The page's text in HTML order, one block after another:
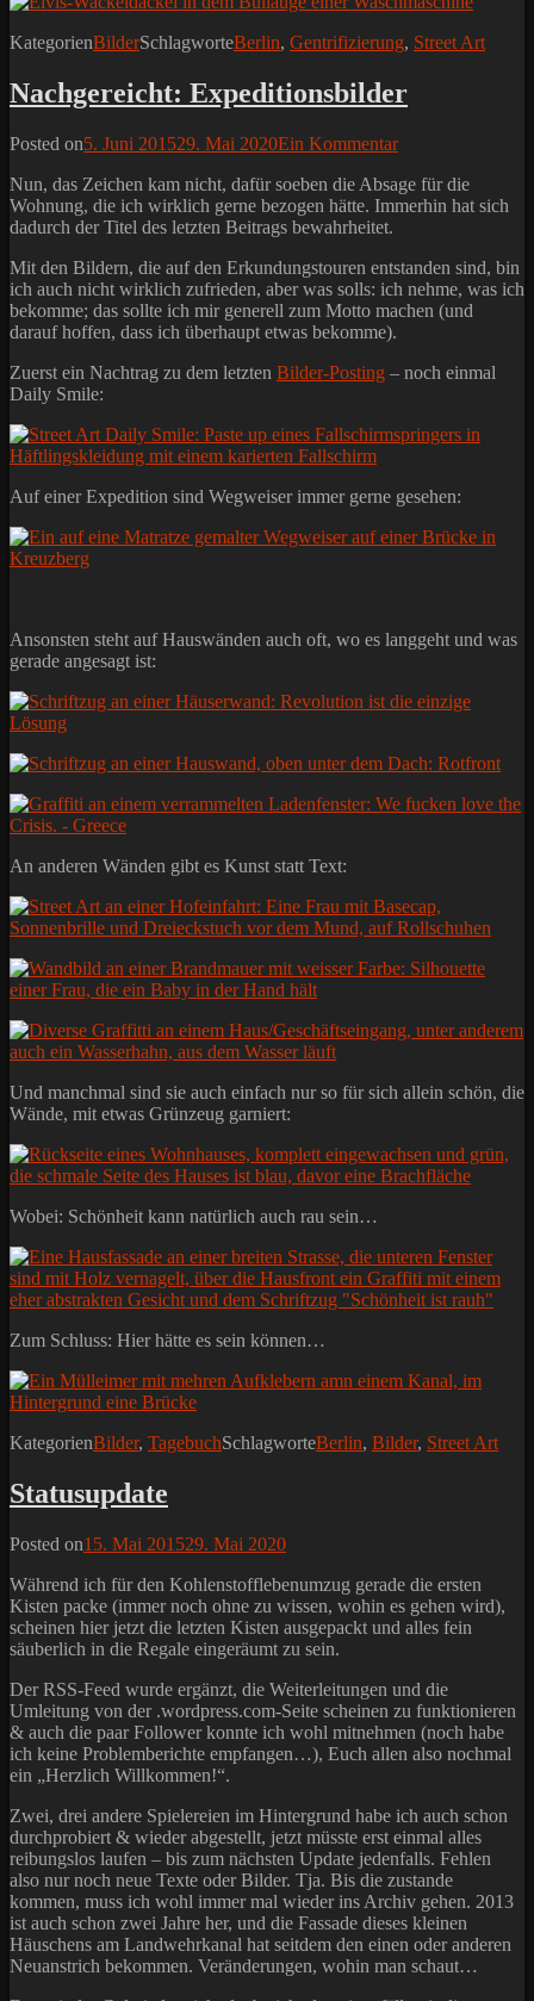
KategorienBilderSchlagworteBerlin, Gentrifizierung, Street Art
Nachgereicht: Expeditionsbilder
Posted on5. Juni 201529. Mai 2020Ein Kommentar
Nun, das Zeichen kam nicht, dafür soeben die Absage für die
Wohnung, die ich wirklich gerne bezogen hätte. Immerhin hat sich
dadurch der Titel des letzten Beitrags bewahrheitet.
Mit den Bildern, die auf den Erkundungstouren entstanden sind, bin
ich auch nicht wirklich zufrieden, aber was solls: ich nehme, was ich
bekomme; das sollte ich mir generell zum Motto machen (und
darauf hoffen, dass ich überhaupt etwas bekomme).
Zuerst ein Nachtrag zu dem letzten Bilder-Posting – noch einmal
Daily Smile:
Auf einer Expedition sind Wegweiser immer gerne gesehen:
Ansonsten steht auf Hauswänden auch oft, wo es langgeht und was
gerade angesagt ist:
An anderen Wänden gibt es Kunst statt Text:
Und manchmal sind sie auch einfach nur so für sich allein schön, die
Wände, mit etwas Grünzeug garniert:
Wobei: Schönheit kann natürlich auch rau sein…
Zum Schluss: Hier hätte es sein können…
KategorienBilder, TagebuchSchlagworteBerlin, Bilder, Street Art
Statusupdate
Posted on15. Mai 201529. Mai 2020
Während ich für den Kohlenstofflebenumzug gerade die ersten
Kisten packe (immer noch ohne zu wissen, wohin es gehen wird),
scheinen hier jetzt die letzten Kisten ausgepackt und alles fein
säuberlich in die Regale eingeräumt zu sein.
Der RSS-Feed wurde ergänzt, die Weiterleitungen und die
Umleitung von der .wordpress.com-Seite scheinen zu funktionieren
& auch die paar Follower konnte ich wohl mitnehmen (noch habe
ich keine Problemberichte empfangen…), Euch allen also nochmal
ein „Herzlich Willkommen!“.
Zwei, drei andere Spielereien im Hintergrund habe ich auch schon
durchprobiert & wieder abgestellt, jetzt müsste erst einmal alles
reibungslos laufen – bis zum nächsten Update jedenfalls. Fehlen
also nur noch neue Texte oder Bilder. Tja. Bis die zustande
kommen, muss ich wohl immer mal wieder ins Archiv gehen. 2013
ist auch schon zwei Jahre her, und die Fassade dieses kleinen
Häuschens am Landwehrkanal hat seitdem den einen oder anderen
Neuanstrich bekommen. Veränderungen, wohin man schaut…